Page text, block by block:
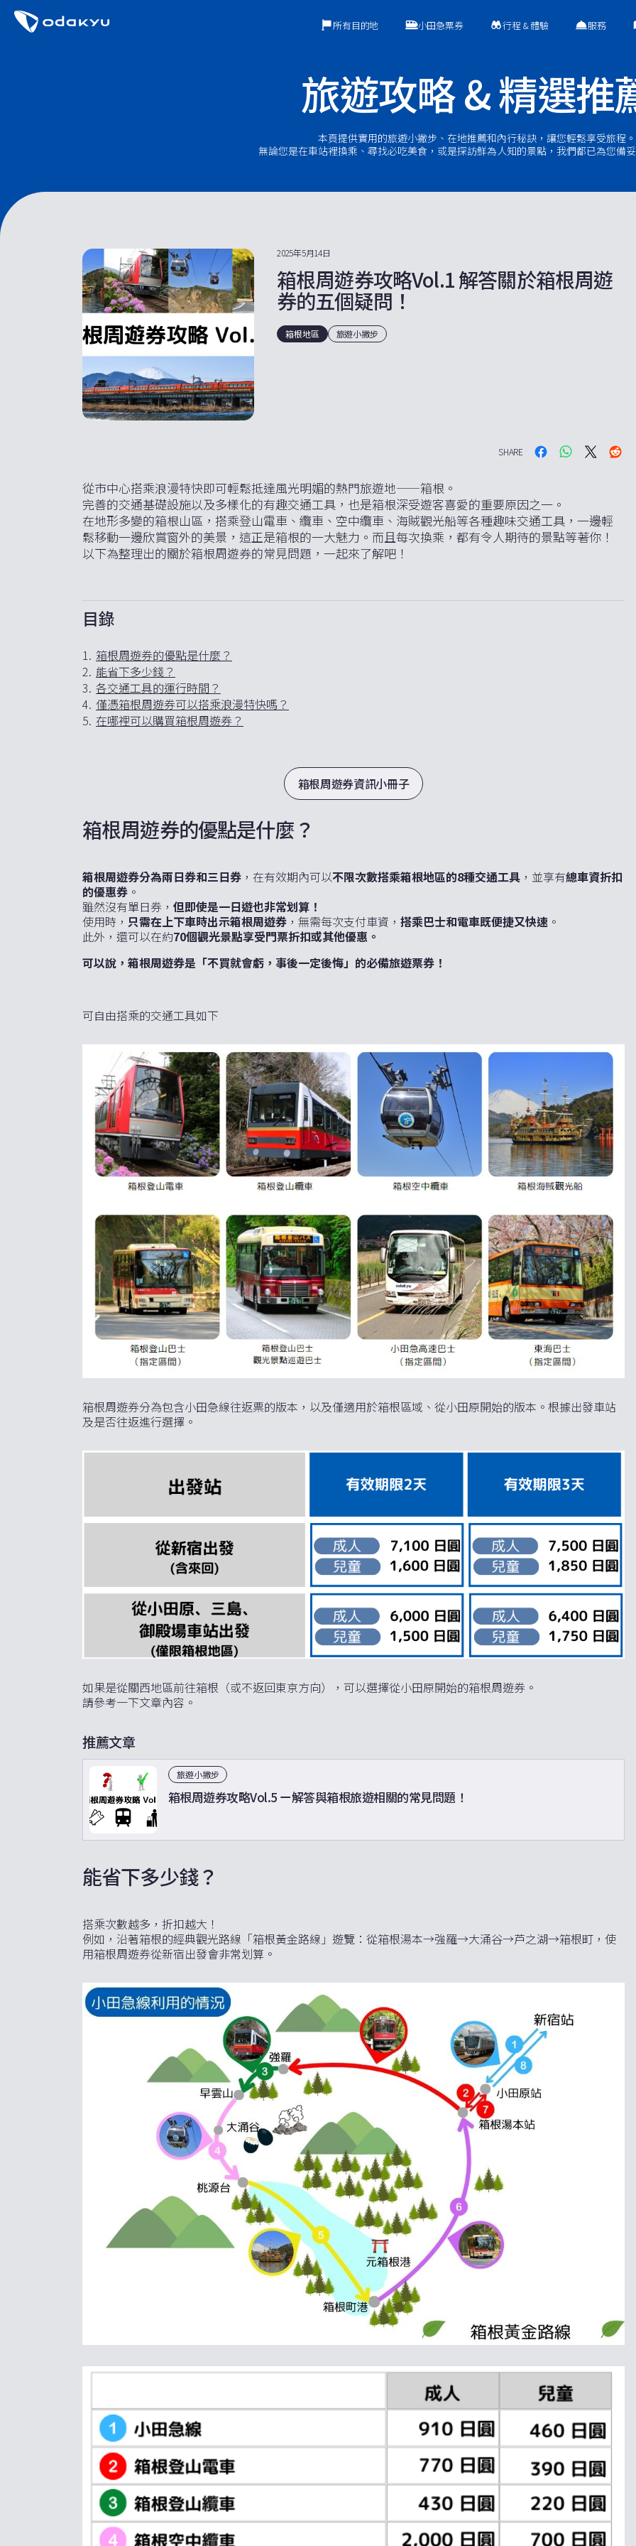
所有目的地 小田急票券 行程 & 體驗 服務
旅遊攻略 & 精選推
本頁提供實用的旅遊小撇步、在地推薦和內行秘訣，讓您輕鬆享受旅程。
無論您是在車站裡換乘、尋找必吃美食，或是探訪鮮為人知的景點，我們都已為您備妥
2025年5月14日
箱根周遊券攻略Vol.1 解答關於箱根周遊
券的五個疑問！
箱根地區 旅遊小撇步
SHARE
從市中心搭乘浪漫特快即可輕鬆抵達風光明媚的熱門旅遊地——箱根。
完善的交通基礎設施以及多樣化的有趣交通工具，也是箱根深受遊客喜愛的重要原因之一。
在地形多變的箱根山區，搭乘登山電車、纜車、空中纜車、海賊觀光船等各種趣味交通工具，一邊輕
鬆移動一邊欣賞窗外的美景，這正是箱根的一大魅力。而且每次換乘，都有令人期待的景點等著你！
以下為整理出的關於箱根周遊券的常見問題，一起來了解吧！
目錄
1. 箱根周遊券的優點是什麼？
2. 能省下多少錢？
3. 各交通工具的運行時間？
4. 僅憑箱根周遊券可以搭乘浪漫特快嗎？
5. 在哪裡可以購買箱根周遊券？
箱根周遊券資訊小冊子
箱根周遊券的優點是什麼？
箱根周遊券分為兩日券和三日券 ，在有效期內可以不限次數搭乘箱根地區的8種交通工具 ，並享有總車資折扣
的優惠券 。
雖然沒有單日券， 但即使是一日遊也非常划算！
使用時， 只需在上下車時出示箱根周遊券 ，無需每次支付車資， 搭乘巴士和電車既便捷又快速 。
此外，還可以在約70個觀光景點享受門票折扣或其他優惠。
可以說，箱根周遊券是「不買就會虧，事後一定後悔」的必備旅遊票券！
可自由搭乘的交通工具如下
箱根周遊券分為包含小田急線往返票的版本，以及僅適用於箱根區域、從小田原開始的版本。根據出發車站
及是否往返進行選擇。
如果是從關西地區前往箱根（或不返回東京方向），可以選擇從小田原開始的箱根周遊券。
請參考一下文章內容。
推薦文章
旅遊小撇步
箱根周遊券攻略Vol.5 ー解答與箱根旅遊相關的常見問題！
能省下多少錢？
搭乘次數越多，折扣越大！
例如，沿著箱根的經典觀光路線「箱根黃金路線」遊覽：從箱根湯本→強羅→大涌谷→芦之湖→箱根町，使
用箱根周遊券從新宿出發會非常划算。